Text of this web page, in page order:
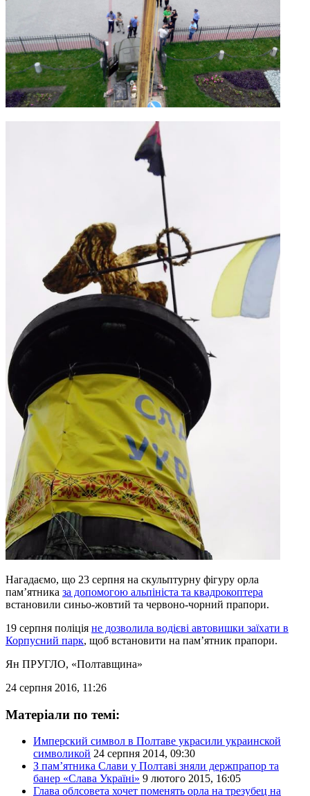
Нагадаємо, що 23 серпня на скульптурну фігуру орла
пам’ятника за допомогою альпініста та квадрокоптера
встановили синьо-жовтий та червоно-чорний прапори.
19 серпня поліція не дозволила водієві автовишки заїхати в
Корпусний парк, щоб встановити на пам’ятник прапори.
Ян ПРУГЛО, «Полтавщина»
24 серпня 2016, 11:26
Матеріали по темі:
Имперский символ в Полтаве украсили украинской
символикой 24 серпня 2014, 09:30
З пам’ятника Слави у Полтаві зняли держпрапор та
банер «Слава Україні» 9 лютого 2015, 16:05
Глава облсовета хочет поменять орла на трезубец на